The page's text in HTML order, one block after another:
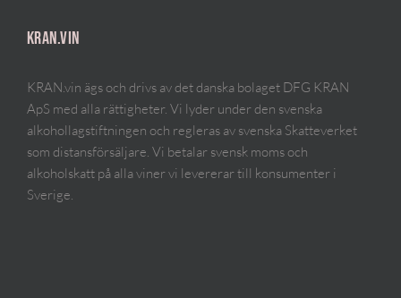
KRAN.VIN
KRAN.vin ägs och drivs av det danska bolaget DFG KRAN
ApS med alla rättigheter. Vi lyder under den svenska
alkohollagstiftningen och regleras av svenska Skatteverket
som distansförsäljare. Vi betalar svensk moms och
alkoholskatt på alla viner vi levererar till konsumenter i
Sverige.